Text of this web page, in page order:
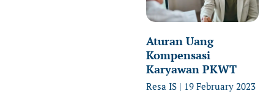
Aturan Uang
Kompensasi
Karyawan PKWT
Resa IS 19 February 2023